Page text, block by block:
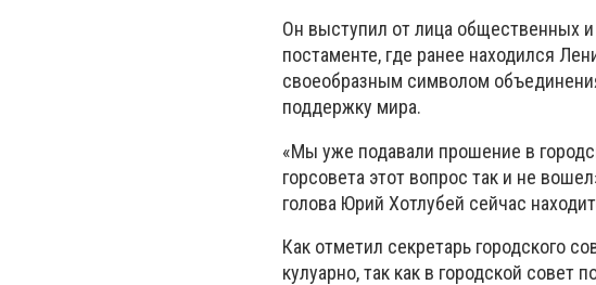
Он выступил от лица общественных и
постаменте, где ранее находился
своеобразным символом
поддержку мира.
«Мы уже подавали прошение в
горсовета этот вопрос так и не
голова Юрий Хотлубей сейчас
Как отметил секретарь городского
кулуарно, так как в городской